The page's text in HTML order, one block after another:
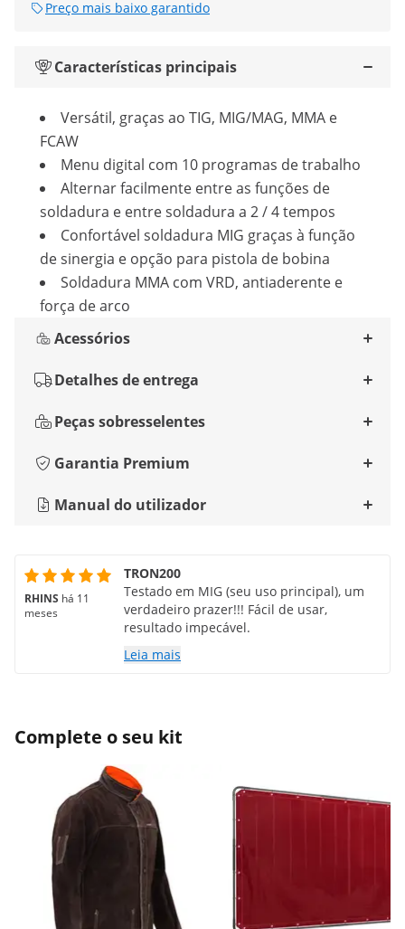
Preço mais baixo garantido
Características principais
Versátil, graças ao TIG, MIG/MAG, MMA e
FCAW
Menu digital com 10 programas de trabalho
Alternar facilmente entre as funções de
soldadura e entre soldadura a 2 / 4 tempos
Confortável soldadura MIG graças à função
de sinergia e opção para pistola de bobina
Soldadura MMA com VRD, antiaderente e
força de arco
Acessórios
Detalhes de entrega
Peças sobresselentes
Garantia Premium
Manual do utilizador
RHINS há 11
meses
TRON200
Testado em MIG (seu uso principal), um
verdadeiro prazer!!! Fácil de usar,
resultado impecável.
Leia mais
Complete o seu kit